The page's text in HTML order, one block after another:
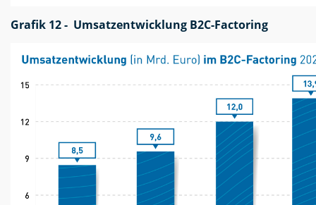
Grafik 12 - Umsatzentwicklung B2C-Factoring